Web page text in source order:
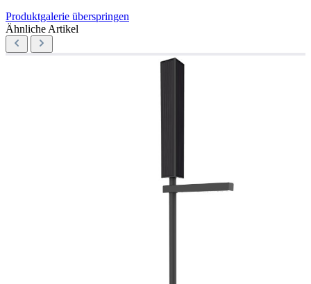
Produktgalerie überspringen
Ähnliche Artikel